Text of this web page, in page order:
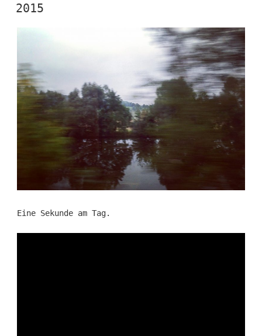
AM
2015
Eine Sekunde am Tag.